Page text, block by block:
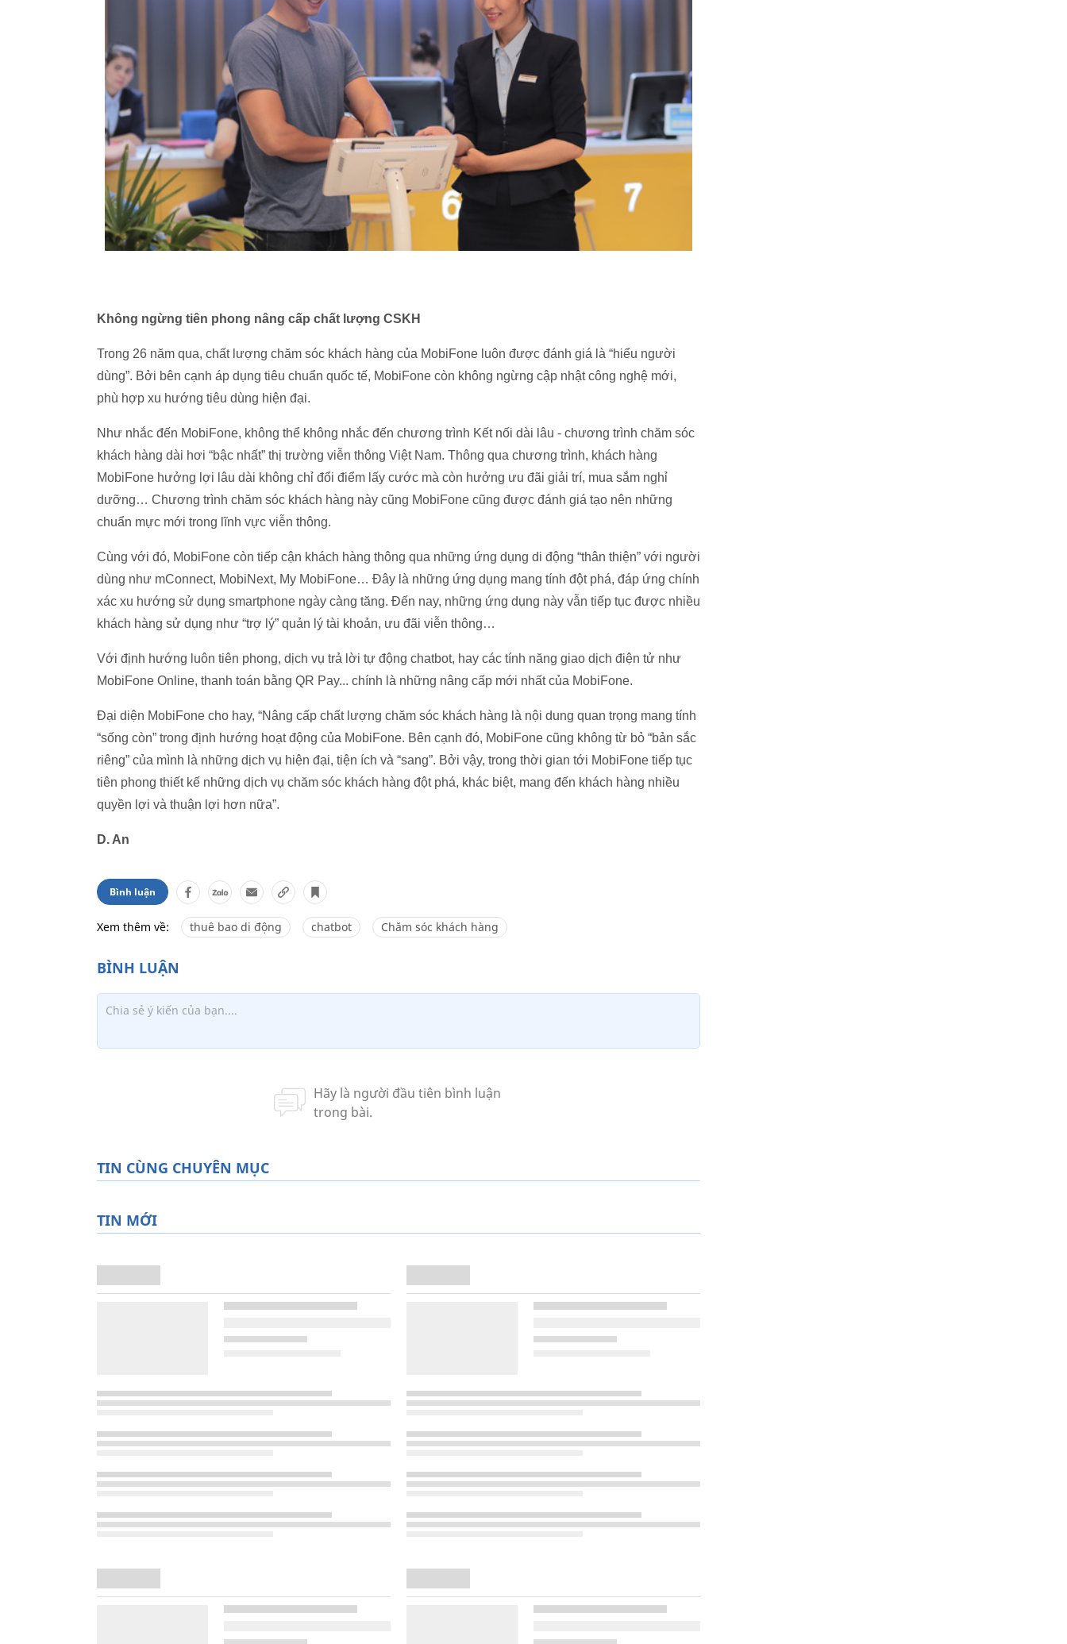
Không ngừng tiên phong nâng cấp chất lượng CSKH
Trong 26 năm qua, chất lượng chăm sóc khách hàng của MobiFone luôn được đánh giá là “hiểu người
dùng”. Bởi bên cạnh áp dụng tiêu chuẩn quốc tế, MobiFone còn không ngừng cập nhật công nghệ mới,
phù hợp xu hướng tiêu dùng hiện đại.
Như nhắc đến MobiFone, không thể không nhắc đến chương trình Kết nối dài lâu - chương trình chăm sóc
khách hàng dài hơi “bậc nhất” thị trường viễn thông Việt Nam. Thông qua chương trình, khách hàng
MobiFone hưởng lợi lâu dài không chỉ đổi điểm lấy cước mà còn hưởng ưu đãi giải trí, mua sắm nghỉ
dưỡng… Chương trình chăm sóc khách hàng này cũng MobiFone cũng được đánh giá tạo nên những
chuẩn mực mới trong lĩnh vực viễn thông.
Cùng với đó, MobiFone còn tiếp cận khách hàng thông qua những ứng dụng di động “thân thiện” với người
dùng như mConnect, MobiNext, My MobiFone… Đây là những ứng dụng mang tính đột phá, đáp ứng chính
xác xu hướng sử dụng smartphone ngày càng tăng. Đến nay, những ứng dụng này vẫn tiếp tục được nhiều
khách hàng sử dụng như “trợ lý” quản lý tài khoản, ưu đãi viễn thông…
Với định hướng luôn tiên phong, dịch vụ trả lời tự động chatbot, hay các tính năng giao dịch điện tử như
MobiFone Online, thanh toán bằng QR Pay... chính là những nâng cấp mới nhất của MobiFone.
Đại diện MobiFone cho hay, “Nâng cấp chất lượng chăm sóc khách hàng là nội dung quan trọng mang tính
“sống còn” trong định hướng hoạt động của MobiFone. Bên cạnh đó, MobiFone cũng không từ bỏ “bản sắc
riêng” của mình là những dịch vụ hiện đại, tiện ích và “sang”. Bởi vậy, trong thời gian tới MobiFone tiếp tục
tiên phong thiết kế những dịch vụ chăm sóc khách hàng đột phá, khác biệt, mang đến khách hàng nhiều
quyền lợi và thuận lợi hơn nữa”.
D. An
Bình luận
Xem thêm về: thuê bao di động chatbot Chăm sóc khách hàng
TIN CÙNG CHUYÊN MỤC
TIN MỚI